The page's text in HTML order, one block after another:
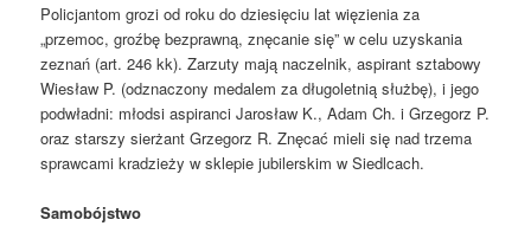
Policjantom grozi od roku do dziesięciu lat więzienia za
„przemoc, groźbę bezprawną, znęcanie się” w celu uzyskania
zeznań (art. 246 kk). Zarzuty mają naczelnik, aspirant sztabowy
Wiesław P. (odznaczony medalem za długoletnią służbę), i jego
podwładni: młodsi aspiranci Jarosław K., Adam Ch. i Grzegorz P.
oraz starszy sierżant Grzegorz R. Znęcać mieli się nad trzema
sprawcami kradzieży w sklepie jubilerskim w Siedlcach.
Samobójstwo